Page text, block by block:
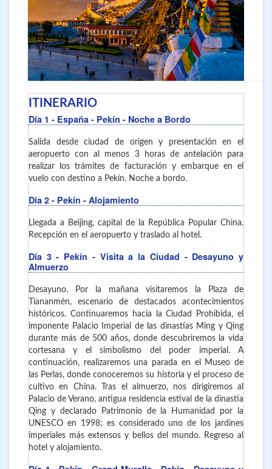
ITINERARIO
Día 1 - España - Pekín - Noche a Bordo
Salida desde ciudad de origen y presentación en el
aeropuerto con al menos 3 horas de antelación para
realizar los trámites de facturación y embarque en el
vuelo con destino a Pekín. Noche a bordo.
Día 2 - Pekín - Alojamiento
Llegada a Beijing, capital de la República Popular China.
Recepción en el aeropuerto y traslado al hotel.
Día 3 - Pekín - Visita a la Ciudad - Desayuno y
Almuerzo
Desayuno. Por la mañana visitaremos la Plaza de
Tiananmén, escenario de destacados acontecimientos
históricos. Continuaremos hacia la Ciudad Prohibida, el
imponente Palacio Imperial de las dinastías Ming y Qing
durante más de 500 años, donde descubriremos la vida
cortesana y el simbolismo del poder imperial. A
continuación, realizaremos una parada en el Museo de
las Perlas, donde conoceremos su historia y el proceso de
cultivo en China. Tras el almuerzo, nos dirigiremos al
Palacio de Verano, antigua residencia estival de la dinastía
Qing y declarado Patrimonio de la Humanidad por la
UNESCO en 1998; es considerado uno de los jardines
imperiales más extensos y bellos del mundo. Regreso al
hotel y alojamiento.